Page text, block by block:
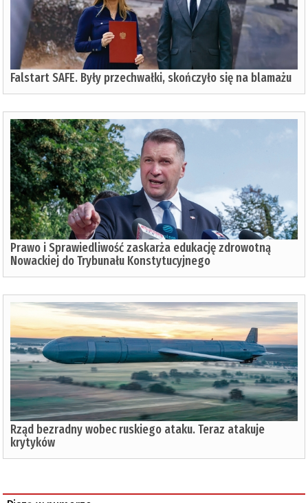
Falstart SAFE. Były przechwałki, skończyło się na blamażu
Prawo i Sprawiedliwość zaskarża edukację zdrowotną
Nowackiej do Trybunału Konstytucyjnego
Rząd bezradny wobec ruskiego ataku. Teraz atakuje
krytyków